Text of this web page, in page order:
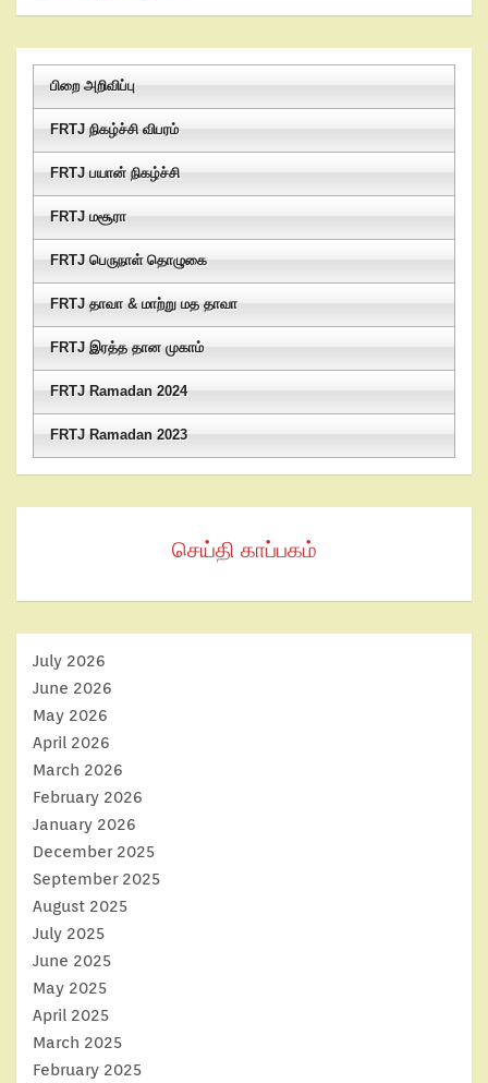
பிறை அறிவிப்பு
FRTJ நிகழ்ச்சி விபரம்
FRTJ பயான் நிகழ்ச்சி
FRTJ மசூரா
FRTJ பெருநாள் தொழுகை
FRTJ தாவா & மாற்று மத தாவா
FRTJ இரத்த தான முகாம்
FRTJ Ramadan 2024
FRTJ Ramadan 2023
செய்தி காப்பகம்
July 2026
June 2026
May 2026
April 2026
March 2026
February 2026
January 2026
December 2025
September 2025
August 2025
July 2025
June 2025
May 2025
April 2025
March 2025
February 2025